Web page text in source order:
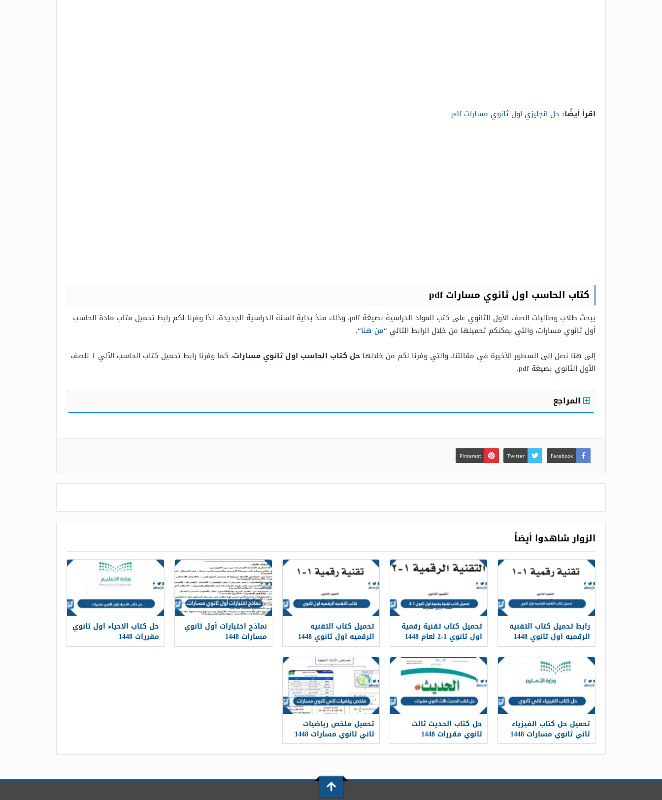
اقرأ أيضًا: حل انجليزي اول ثانوي مسارات pdf
كتاب الحاسب اول ثانوي مسارات pdf
يبحث طلاب وطالبات الصف الأول الثانوي على كتب المواد الدراسية بصيغة pdf، وذلك منذ بداية السنة الدراسية الجديدة، لذا وفرنا لكم رابط تحميل متاب مادة الحاسب
أول ثانوي مسارات، والتي يمكنكم تحميلها من خلال الرابط التالي “من هنا“.
إلى هنا نصل إلى السطور الأخيرة في مقالتنا، والتي وفرنا لكم من خلالها حل كتاب الحاسب اول ثانوي مسارات
، كما وفرنا رابط تحميل كتاب الحاسب الآلي 1 للصف
الأول الثانوي بصيغة pdf.
المراجع
Facebook
Twitter
Pinterest
الزوار شاهدوا أيضاً
رابط تحميل كتاب التقنيه
الرقميه اول ثانوي 1448
تحميل كتاب تقنية رقمية
اول ثانوي 1-2 لعام 1448
تحميل كتاب التقنيه
الرقميه اول ثانوي 1448
pdf
نماذج اختبارات أول ثانوي
مسارات 1448
حل كتاب الاحياء اول ثانوي
مقررات 1448
تحميل حل كتاب الفيزياء
ثاني ثانوي مسارات 1448
حل كتاب الحديث ثالث
ثانوي مقررات 1448
تحميل ملخص رياضيات
ثاني ثانوي مسارات 1448